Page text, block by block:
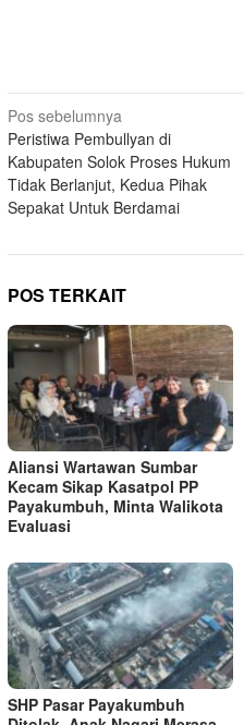
Navigasi
pos
Pos sebelumnya
Peristiwa Pembullyan di
Kabupaten Solok Proses Hukum
Tidak Berlanjut, Kedua Pihak
Sepakat Untuk Berdamai
POS TERKAIT
Aliansi Wartawan Sumbar
Kecam Sikap Kasatpol PP
Payakumbuh, Minta Walikota
Evaluasi
SHP Pasar Payakumbuh